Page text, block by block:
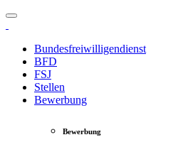
Bundesfreiwilligendienst
BFD
FSJ
Stellen
Bewerbung
Bewerbung